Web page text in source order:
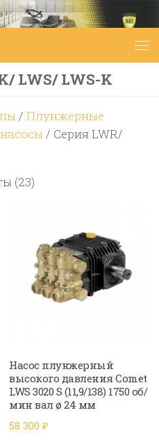
LWS/ LWS-K
/ Плунжерные
/ Серия LWR/
(23)
Насос плунжерный
высокого давления Comet
LWS 3020 S (11,9/138) 1750 об/
мин вал ø 24 мм
58 300₽